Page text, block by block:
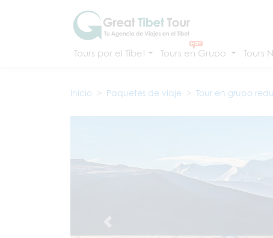
Tours por el Tíbet Tours en Grupo Tours
Inicio Paquetes de viaje Tour en grupo